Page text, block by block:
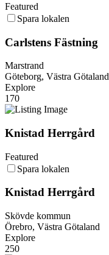
Featured
Spara lokalen
Carlstens Fästning
Marstrand
Göteborg, Västra Götaland
Explore
170
Knistad Herrgård
Featured
Spara lokalen
Knistad Herrgård
Skövde kommun
Örebro, Västra Götaland
Explore
250